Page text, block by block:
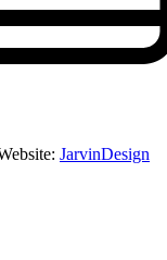
JarvinDesign